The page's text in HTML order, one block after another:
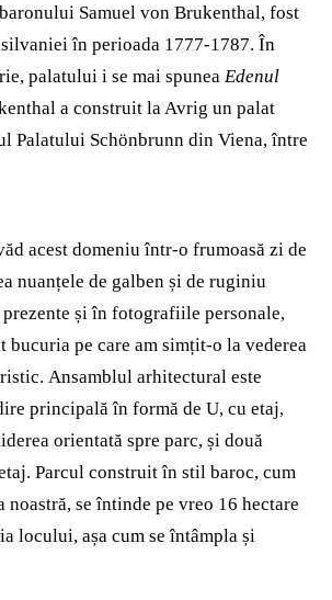
Samuel von Brukenthal, fost
în perioada 1777-1787. În
palatului i se mai spunea Edenul
a construit la Avrig un palat
Palatului Schönbrunn din Viena, între
acest domeniu într-o frumoasă zi de
nuanțele de galben și de ruginiu
și în fotografiile personale,
bucuria pe care am simțit-o la vederea
Ansamblul arhitectural este
principală în formă de U, cu etaj,
orientată spre parc, și două
Parcul construit în stil baroc, cum
noastră, se întinde pe vreo 16 hectare
locului, așa cum se întâmpla și